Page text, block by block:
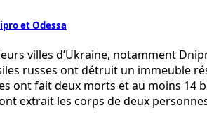
et Odessa
villes d’Ukraine, notamment
russes ont détruit un immeuble
fait deux morts et au moins 14
extrait les corps de deux